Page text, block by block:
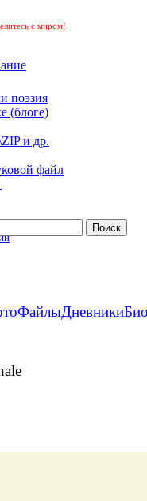
с миром!
поэзия
(блоге)
и др.
файл
ФайлыДневники